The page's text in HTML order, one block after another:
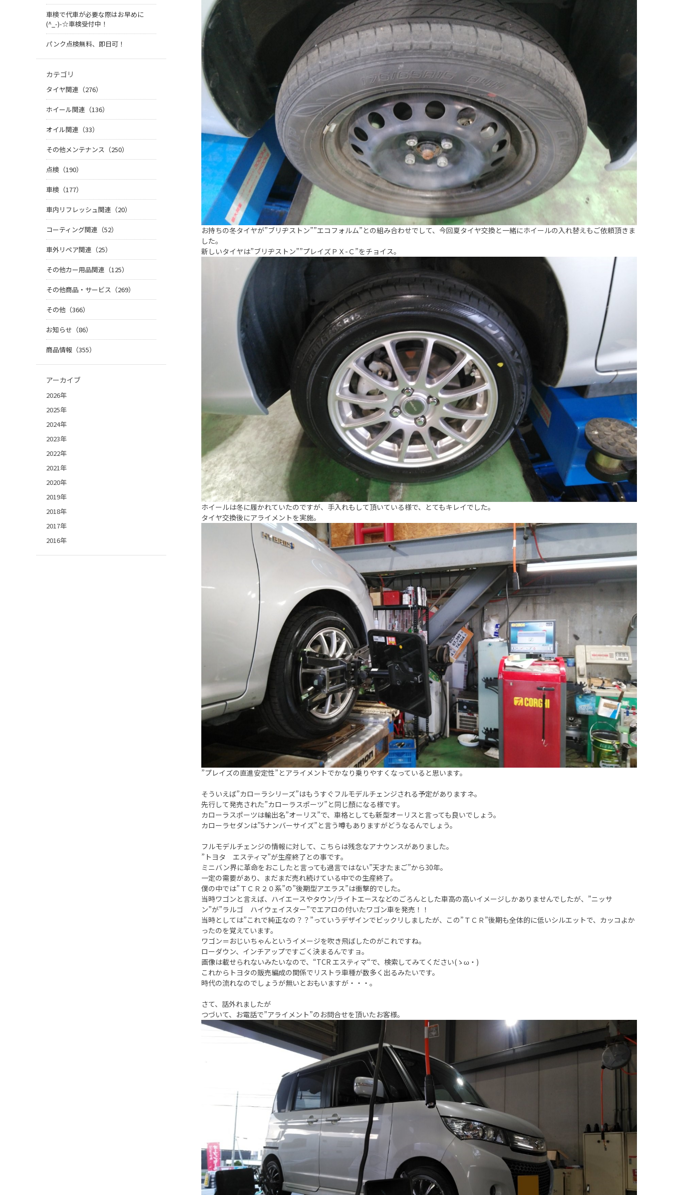
お持ちの冬タイヤが”ブリヂストン””エコフォルム”との組み合わせでして、今回夏タイヤ交換と一緒にホイールの入れ替えもご依頼頂きま
した。
新しいタイヤは”ブリヂストン””プレイズＰＸ-Ｃ”をチョイス。
ホイールは冬に履かれていたのですが、手入れもして頂いている様で、とてもキレイでした。
タイヤ交換後にアライメントを実施。
”プレイズの直進安定性”とアライメントでかなり乗りやすくなっていると思います。
そういえば”カローラシリーズ”はもうすぐフルモデルチェンジされる予定がありますネ。
先行して発売された”カローラスポーツ”と同じ顏になる様です。
カローラスポーツは輸出名”オーリス”で、車格としても新型オーリスと言っても良いでしょう。
カローラセダンは”5ナンバーサイズ”と言う噂もありますがどうなるんでしょう。
フルモデルチェンジの情報に対して、こちらは残念なアナウンスがありました。
”トヨタ エスティマ”が生産終了との事です。
ミニバン界に革命をおこしたと言っても過言ではない”天才たまご”から30年。
一定の需要があり、まだまだ売れ続けている中での生産終了。
僕の中では”ＴＣＲ２０系”の”後期型アエラス”は衝撃的でした。
当時ワゴンと言えば、ハイエースやタウン/ライトエースなどのごろんとした車高の高いイメージしかありませんでしたが、”ニッサ
ン”が”ラルゴ ハイウェイスター”でエアロの付いたワゴン車を発売！！
当時としては”これで純正なの？？”っていうデザインでビックリしましたが、この”ＴＣＲ”後期も全体的に低いシルエットで、カッコよか
ったのを覚えています。
ワゴン＝おじいちゃんというイメージを吹き飛ばしたのがこれですね。
ローダウン、インチアップですごく決まるんですョ。
画像は載せられないみたいなので、“TCR エスティマ“で、検索してみてください(ゝω・)
これからトヨタの販売編成の関係でリストラ車種が数多く出るみたいです。
時代の流れなのでしょうが無いとおもいますが・・・。
さて、話外れましたが
つづいて、お電話で”アライメント”のお問合せを頂いたお客様。
車検で代車が必要な際はお早めに
(^_-)-☆車検受付中！
パンク点検無料、即日可！
カテゴリ
タイヤ関連（276）
ホイール関連（136）
オイル関連（33）
その他メンテナンス（250）
点検（190）
車検（177）
車内リフレッシュ関連（20）
コーティング関連（52）
車外リペア関連（25）
その他カー用品関連（125）
その他商品・サービス（269）
その他（366）
お知らせ（86）
商品情報（355）
アーカイブ
2026年
2025年
2024年
2023年
2022年
2021年
2020年
2019年
2018年
2017年
2016年